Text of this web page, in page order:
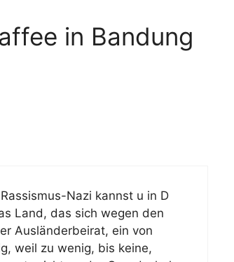
in Bandung
Nazi kannst u in D
Land, das sich wegen den
Ausländerbeirat, ein von
weil zu wenig, bis keine,